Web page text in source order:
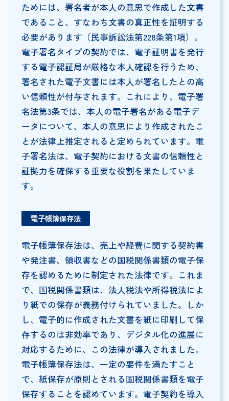
ためには、署名者が本人の意思で作成した文書
であること、すなわち文書の真正性を証明する
必要があります（民事訴訟法第228条第1項）。
電子署名タイプの契約では、電子証明書を発行
する電子認証局が厳格な本人確認を行うため、
署名された電子文書には本人が署名したとの高
い信頼性が付与されます。これにより、電子署
名法第3条では、本人の電子署名がある電子デ
ータについて、本人の意思により作成されたこ
とが法律上推定されると定められています。電
子署名法は、電子契約における文書の信頼性と
証拠力を確保する重要な役割を果たしていま
す。
電子帳簿保存法
電子帳簿保存法は、売上や経費に関する契約書
や発注書、領収書などの国税関係書類の電子保
存を認めるために制定された法律です。これま
で、国税関係書類は、法人税法や所得税法によ
り紙での保存が義務付けられていました。しか
し、電子的に作成された文書を紙に印刷して保
存するのは非効率であり、デジタル化の進展に
対応するために、この法律が導入されました。
電子帳簿保存法は、一定の要件を満たすこと
で、紙保存が原則とされる国税関係書類を電子
保存することを認めています。電子契約を導入